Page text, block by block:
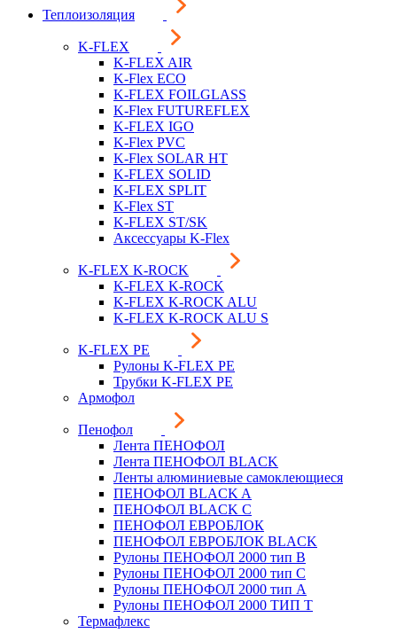
Теплоизоляция
K-FLEX
K-FLEX AIR
K-Flex ECO
K-FLEX FOILGLASS
K-Flex FUTUREFLEX
K-FLEX IGO
K-Flex PVC
K-Flex SOLAR HT
K-FLEX SOLID
K-FLEX SPLIT
K-Flex ST
K-FLEX ST/SK
Аксессуары K-Flex
K-FLEX K-ROCK
K-FLEX K-ROCK
K-FLEX K-ROCK ALU
K-FLEX K-ROCK ALU S
K-FLEX PE
Рулоны K-FLEX PE
Трубки K-FLEX PE
Армофол
Пенофол
Лента ПЕНОФОЛ
Лента ПЕНОФОЛ BLACK
Ленты алюминиевые самоклеющиеся
ПЕНОФОЛ BLACK A
ПЕНОФОЛ BLACK С
ПЕНОФОЛ ЕВРОБЛОК
ПЕНОФОЛ ЕВРОБЛОК BLACK
Рулоны ПЕНОФОЛ 2000 тип B
Рулоны ПЕНОФОЛ 2000 тип C
Рулоны ПЕНОФОЛ 2000 тип А
Рулоны ПЕНОФОЛ 2000 ТИП Т
Термафлекс